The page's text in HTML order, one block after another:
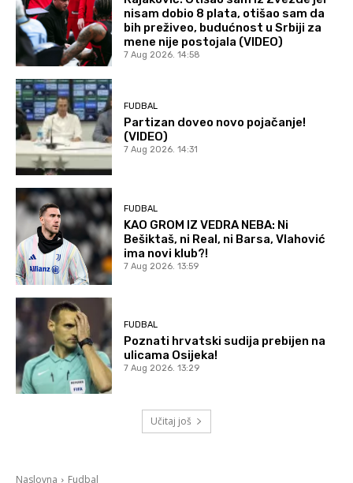
nisam dobio 8 plata, otišao sam da
bih preživeo, budućnost u Srbiji za
mene nije postojala (VIDEO)
7 Aug 2026. 14:58
FUDBAL
Partizan doveo novo pojačanje!
(VIDEO)
7 Aug 2026. 14:31
FUDBAL
KAO GROM IZ VEDRA NEBA: Ni
Bešiktaš, ni Real, ni Barsa, Vlahović
ima novi klub?!
7 Aug 2026. 13:59
FUDBAL
Poznati hrvatski sudija prebijen na
ulicama Osijeka!
7 Aug 2026. 13:29
Učitaj još